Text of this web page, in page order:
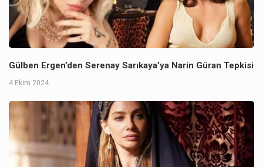
Gülben Ergen’den Serenay Sarıkaya’ya Narin Güran Tepkisi
4 Ekim 2024